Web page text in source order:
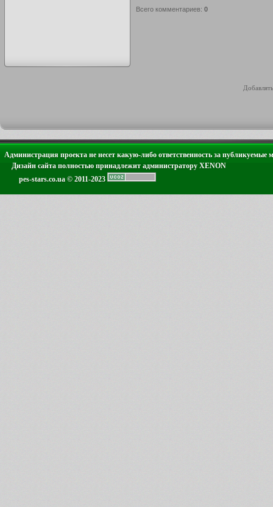
Всего комментариев: 0
Администрация проекта не несет какую-либо ответственность за публикуемые
Дизайн сайта полностью принадлежит администратору XENON
pes-stars.co.ua © 2011-2023